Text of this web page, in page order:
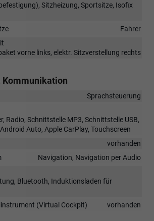
Sitzheizung, Sportsitze, Isofix
Fahrer
vorne links, elektr. Sitzverstellung rechts
Sprachsteuerung
Radio, Schnittstelle MP3, Schnittstelle USB,
Auto, Apple CarPlay, Touchscreen
vorhanden
Navigation, Navigation per Audio
Bluetooth, Induktionsladen für
(Virtual Cockpit)
vorhanden